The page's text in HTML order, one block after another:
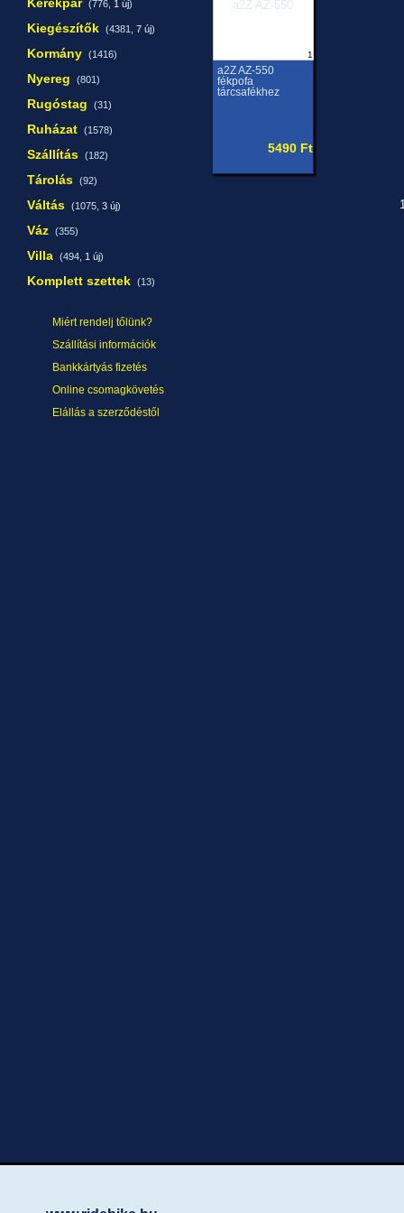
(776, 1 új)
Kiegészítők (4381, 7 új)
Kormány (1416)
Nyereg (801)
Rugóstag (31)
Ruházat (1578)
Szállítás (182)
Tárolás (92)
Váltás (1075, 3 új)
Váz (355)
Villa (494, 1 új)
Komplett szettek (13)
Miért rendelj tőlünk?
Szállítási információk
Bankkártyás fizetés
Online csomagkövetés
Elállás a szerződéstől
1
a2Z AZ-550
fékpofa
tárcsafékhez
5490 Ft